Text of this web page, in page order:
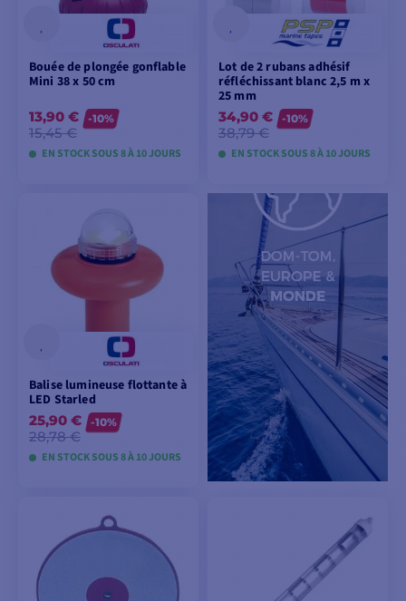
Bouée de plongée gonflable
Mini 38 x 50 cm
13,90 €
15,45 €
-10%
EN STOCK SOUS 8 À 10 JOURS
VOIR LES MODÈLES
Lot de 2 rubans adhésif
réfléchissant blanc 2,5 m x
25 mm
34,90 €
38,79 €
-10%
EN STOCK SOUS 8 À 10 JOURS
VOIR LES MODÈLES
Balise lumineuse flottante à
LED Starled
25,90 €
28,78 €
-10%
EN STOCK SOUS 8 À 10 JOURS
VOIR LES MODÈLES